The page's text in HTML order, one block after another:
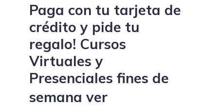
Paga con tu tarjeta de
crédito y pide tu
regalo! Cursos
Virtuales y
Presenciales fines de
semana ver